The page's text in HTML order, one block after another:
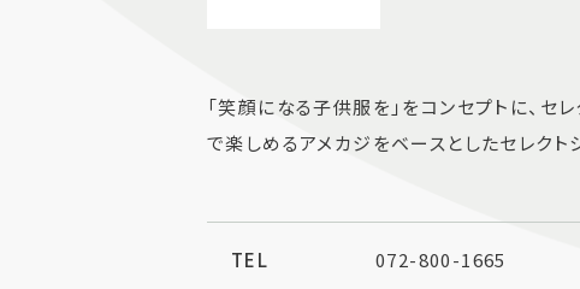
「笑顔になる子供服を」をコンセプトに、セ
で楽しめるアメカジをベースとしたセレクト
TEL 072-800-1665